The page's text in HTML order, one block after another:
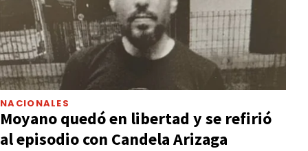
NACIONALES
Moyano quedó en libertad y se refirió
al episodio con Candela Arizaga